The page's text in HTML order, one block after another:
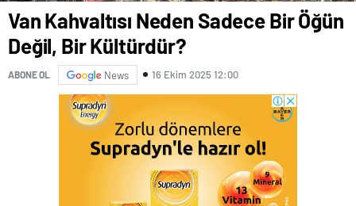
Van Kahvaltısı Neden Sadece Bir Öğün
Değil, Bir Kültürdür?
ABONE OL News 16 Ekim 2025 12:00